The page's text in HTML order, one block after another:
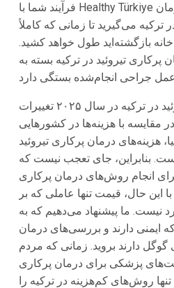
فرآیند شما با Healthy Türkiye از زمانی که تصمیم به درمان
ترکیه می‌گیرید تا زمانی که کاملاً
خانه بازگشته‌اید طول خواهد کشید.
تیروئید در ترکیه بسته به
هزینه درمان پرکاری تیروئید در ترکیه در سال ۲۰۲۵ تغییرات
مقایسه با هزینه‌ها در کشورهایی
هزینه‌های درمان پرکاری تیروئید
است. بنابراین، جای تعجب نیست که
انجام روش‌های درمان پرکاری
این حال، قیمت تنها عاملی که بر
نیست. ما پیشنهاد می‌دهیم که به
ایمنی دارند و بررسی‌های درمان
گوگل دارند بروید. زمانی که مردم
پزشکی برای درمان پرکاری
تنها روش‌های کم‌هزینه در ترکیه را